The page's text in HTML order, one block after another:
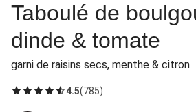
Taboulé de
dinde & tomate
garni de raisins secs, menthe & citron
4.5(785)